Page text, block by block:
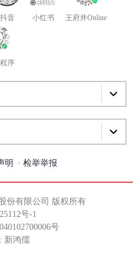
抖音 小红书 王府井Online
序
明 检举举报
份有限公司 版权所有
号-1
号
新鸿儒